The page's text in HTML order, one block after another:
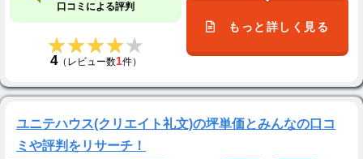
口コミによる評判
★★★★★
★★★★★
4（レビュー数1件）
もっと詳しく見る
ユニテハウス(クリエイト礼文)の坪単価とみんなの口コ
ミや評判をリサーチ！